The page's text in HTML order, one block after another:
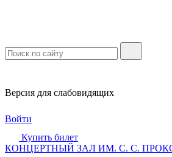
Версия для слабовидящих
Войти
Купить билет
КОНЦЕРТНЫЙ ЗАЛ ИМ. С. С.